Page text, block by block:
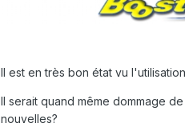
Il est en très bon état vu
Il serait quand même dommage
nouvelles?